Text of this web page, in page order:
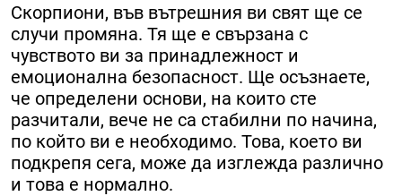
Скорпиони, във вътрешния ви свят ще се
случи промяна. Тя ще е свързана с
чувството ви за принадлежност и
емоционална безопасност. Ще осъзнаете,
че определени основи, на които сте
разчитали, вече не са стабилни по начина,
по който ви е необходимо. Това, което ви
подкрепя сега, може да изглежда различно
и това е нормално.